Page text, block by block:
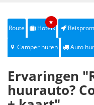
Route Hotels
★
Camper huren Auto
Ervaringen
huurauto?